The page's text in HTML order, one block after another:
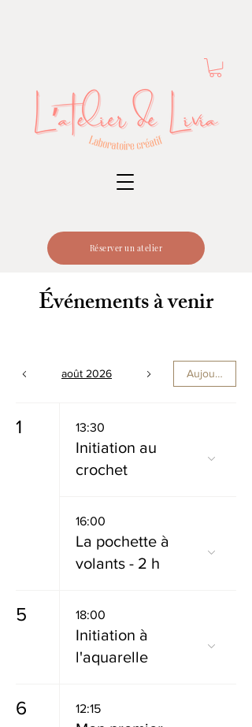
Réserver un atelier
Événements à venir
août 2026 Aujourd'hui
1 13:30
Initiation au
crochet
16:00
La pochette à
volants - 2 h
5 18:00
Initiation à
l'aquarelle
6 12:15